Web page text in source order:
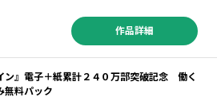
作品詳細
ン』電子＋紙累計２４０万部突破記念 働く
料パック